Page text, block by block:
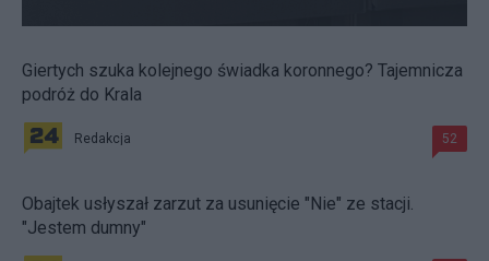
Giertych szuka kolejnego świadka koronnego? Tajemnicza
podróż do Krala
Redakcja 52
Obajtek usłyszał zarzut za usunięcie "Nie" ze stacji.
"Jestem dumny"